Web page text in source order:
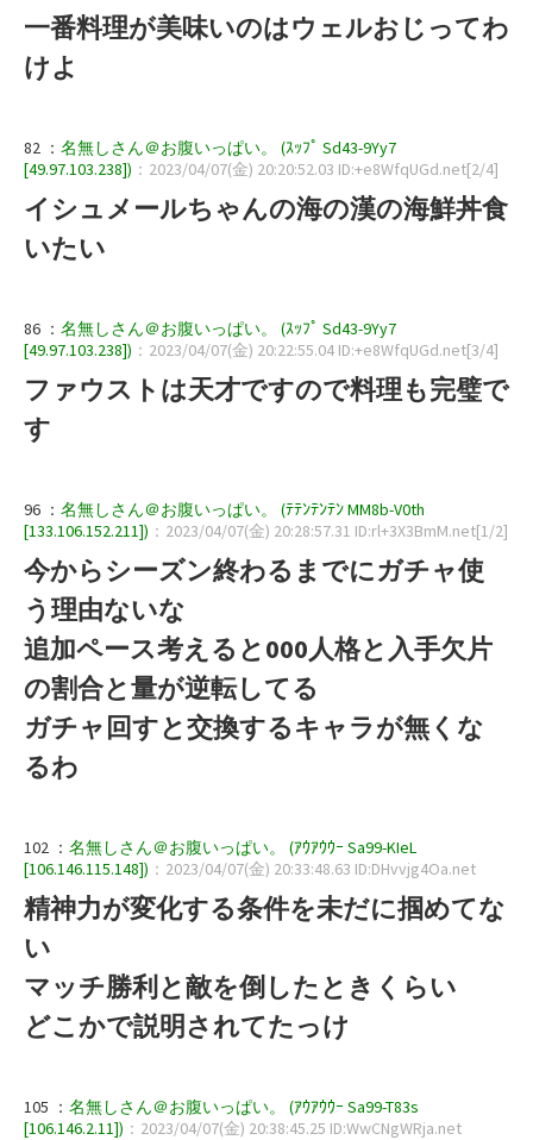
一番料理が美味いのはウェルおじってわ
けよ
82 ： 名無しさん＠お腹いっぱい。 (ｽｯﾌﾟ Sd43-9Yy7
[49.97.103.238]) ：2023/04/07(金) 20:20:52.03 ID:+e8WfqUGd.net[2/4]
イシュメールちゃんの海の漢の海鮮丼食
いたい
86 ： 名無しさん＠お腹いっぱい。 (ｽｯﾌﾟ Sd43-9Yy7
[49.97.103.238]) ：2023/04/07(金) 20:22:55.04 ID:+e8WfqUGd.net[3/4]
ファウストは天才ですので料理も完璧で
す
96 ： 名無しさん＠お腹いっぱい。 (ﾃﾃﾝﾃﾝﾃﾝ MM8b-V0th
[133.106.152.211]) ：2023/04/07(金) 20:28:57.31 ID:rl+3X3BmM.net[1/2]
今からシーズン終わるまでにガチャ使
う理由ないな
追加ペース考えると000人格と入手欠片
の割合と量が逆転してる
ガチャ回すと交換するキャラが無くな
るわ
102 ： 名無しさん＠お腹いっぱい。 (ｱｳｱｳｳｰ Sa99-KIeL
[106.146.115.148]) ：2023/04/07(金) 20:33:48.63 ID:DHvvjg4Oa.net
精神力が変化する条件を未だに掴めてな
い
マッチ勝利と敵を倒したときくらい
どこかで説明されてたっけ
105 ： 名無しさん＠お腹いっぱい。 (ｱｳｱｳｳｰ Sa99-T83s
[106.146.2.11]) ：2023/04/07(金) 20:38:45.25 ID:WwCNgWRja.net